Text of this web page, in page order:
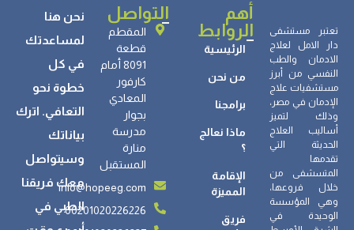
تعتبر مستشفى
دار الامل لعلاج
الادمان والطب
النفسي من أبرز
مستشفيات علاج
الإدمان في مصر،
وذلك لتميز
أساليب العلاج
الحديثة التي
تقدمها
المتسشفى من
خلال فروعها،
وهي المؤسسة
الوحيدة في
أهم
الروابط
الرئيسية
من نحن
برامجنا
ماذا نعالج
؟
الإقامة
المميزة
فريق
التواصل
المقطم
قطعة
8091 أمام
كارفور
المعادي
بجوار
مدرسة
منارة
المستقبل
info@hopeeg.com
00201020226226
نحن هنا
لمساعدتك
في كل
خطوة نحو
التعافي. اترك
بياناتك
وسيتواصل
معك فريقنا
الطبي في